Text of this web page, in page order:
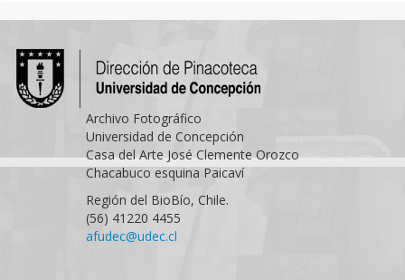
Archivo Fotográfico
Universidad de Concepción
Casa del Arte José Clemente Orozco
Chacabuco esquina Paicaví
Región del BioBío, Chile.
(56) 41220 4455
afudec@udec.cl